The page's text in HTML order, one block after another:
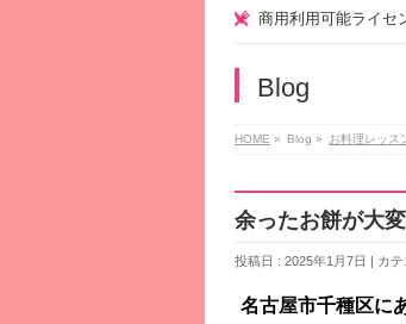
商用利用可能ライセ
Blog
HOME » Blog » お料理レッス
余ったお餅が大
投稿日 : 2025年1月7日 | カテ
名古屋市千種区に